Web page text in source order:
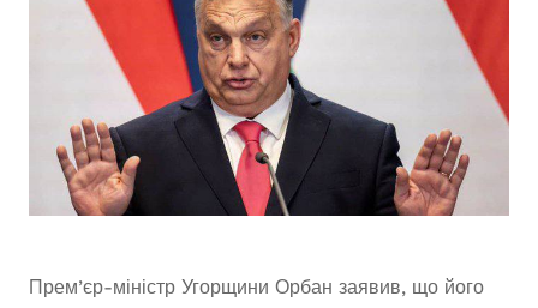
Прем’єр-міністр Угорщини Орбан заявив, що його